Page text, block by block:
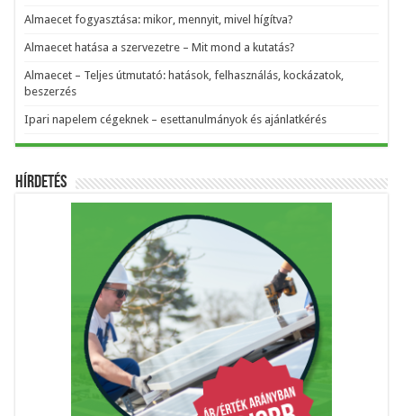
Almaecet fogyasztása: mikor, mennyit, mivel hígítva?
Almaecet hatása a szervezetre – Mit mond a kutatás?
Almaecet – Teljes útmutató: hatások, felhasználás, kockázatok,
beszerzés
Ipari napelem cégeknek – esettanulmányok és ajánlatkérés
Hírdetés